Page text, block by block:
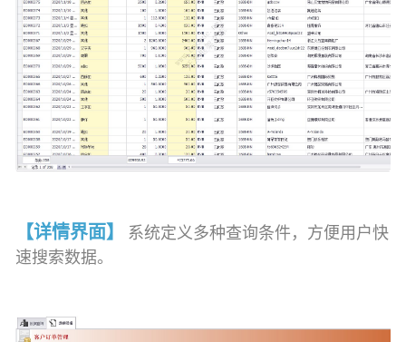
【详情界面】
系统定义多种查询条件，方便用户快
速搜索数据。